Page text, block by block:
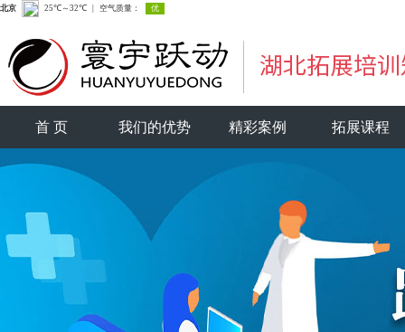
首 页 我们的优势 精彩案例 拓展课程